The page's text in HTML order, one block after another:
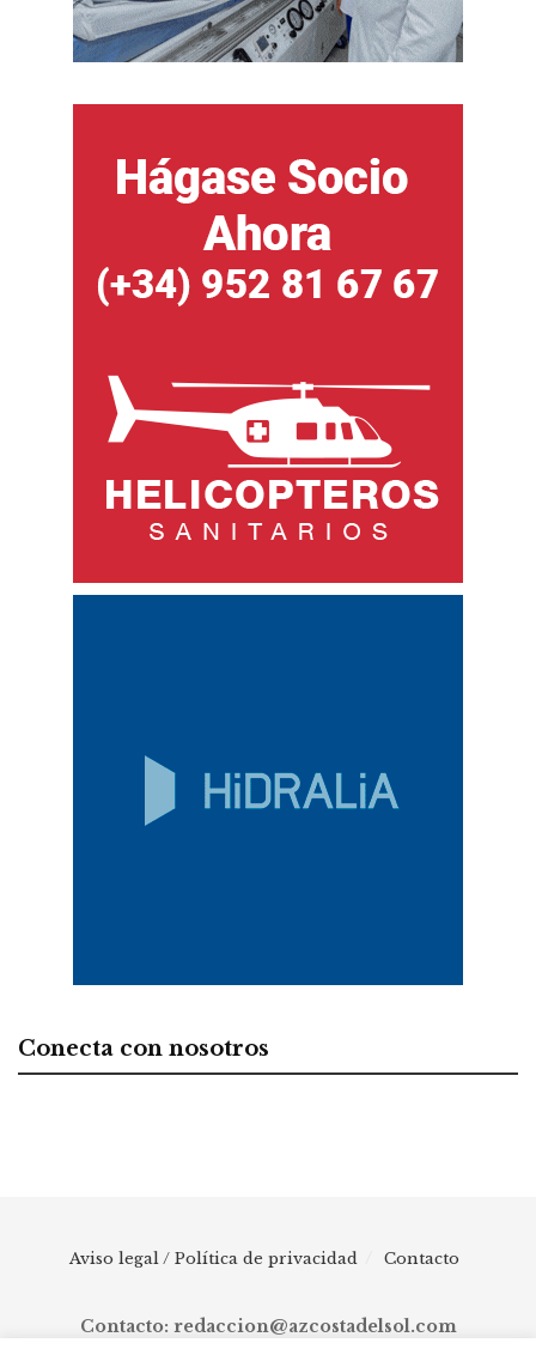
Conecta con nosotros
Aviso legal / Política de privacidad Contacto
Contacto: redaccion@azcostadelsol.com